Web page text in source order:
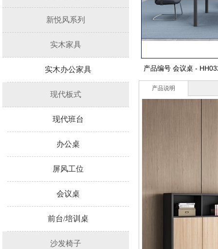
新悦风系列
实木家具
实木办公家具
现代板式
现代班台
办公桌
屏风工位
会议桌
前台/培训桌
沙发椅子
产品编号 会议桌 -
产品说明